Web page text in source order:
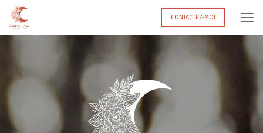
Aller
contenu
CONTACTEZ-MOI